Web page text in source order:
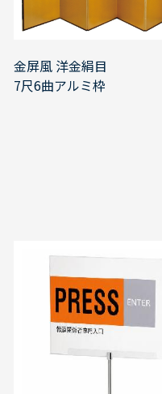
金屏風 洋金絹目
7尺6曲アルミ枠